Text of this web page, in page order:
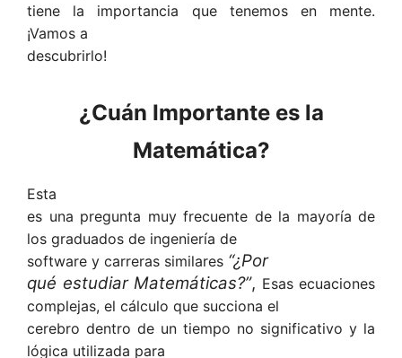
tiene la importancia que tenemos en mente.
¡Vamos a
descubrirlo!
¿Cuán Importante es la
Matemática?
Esta
es una pregunta muy frecuente de la mayoría de
los graduados de ingeniería de
software y carreras similares “¿Por
qué estudiar Matemáticas?”, Esas ecuaciones
complejas, el cálculo que succiona el
cerebro dentro de un tiempo no significativo y la
lógica utilizada para